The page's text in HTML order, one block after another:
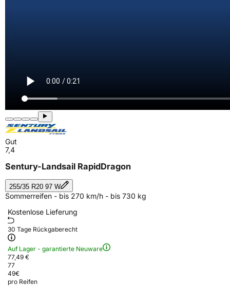
Gut
7,4
Sentury-Landsail RapidDragon
255/35 R20 97 W
Sommerreifen - bis 270 km/h - bis 730 kg
Kostenlose Lieferung
30 Tage Rückgaberecht
Auf Lager - garantierte Neuware
77,49 €
77
49€
pro Reifen